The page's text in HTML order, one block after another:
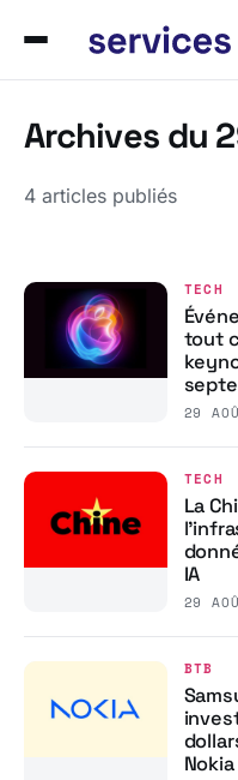
Archives du
4 articles publiés
TECH
tout
29
TECH
La
IA
29
BTB
Nokia